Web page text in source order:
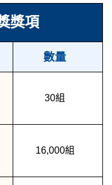
獎項
數量
30組
16,000組